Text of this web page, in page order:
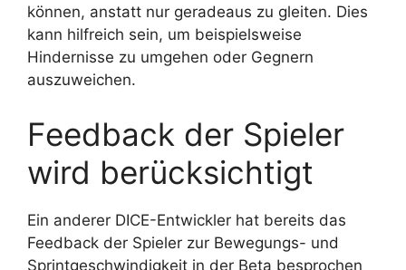
können, anstatt nur geradeaus zu gleiten. Dies
kann hilfreich sein, um beispielsweise
Hindernisse zu umgehen oder Gegnern
auszuweichen.
Feedback der Spieler
wird berücksichtigt
Ein anderer DICE-Entwickler hat bereits das
Feedback der Spieler zur Bewegungs- und
Sprintgeschwindigkeit in der Beta besprochen